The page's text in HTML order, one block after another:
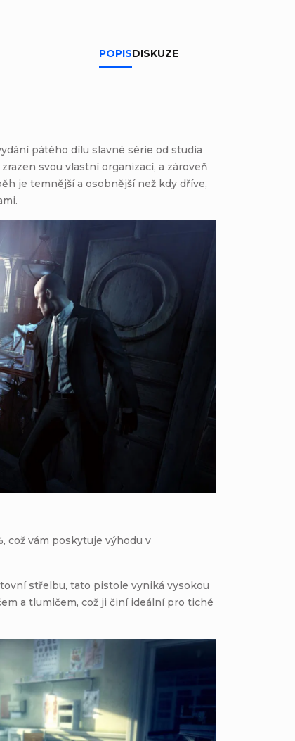
POPISDISKUZE
pátého dílu slavné série od studia
svou vlastní organizací, a zároveň
je temnější a osobnější než kdy dříve,
což vám poskytuje výhodu v
střelbu, tato pistole vyniká vysokou
a tlumičem, což ji činí ideální pro tiché